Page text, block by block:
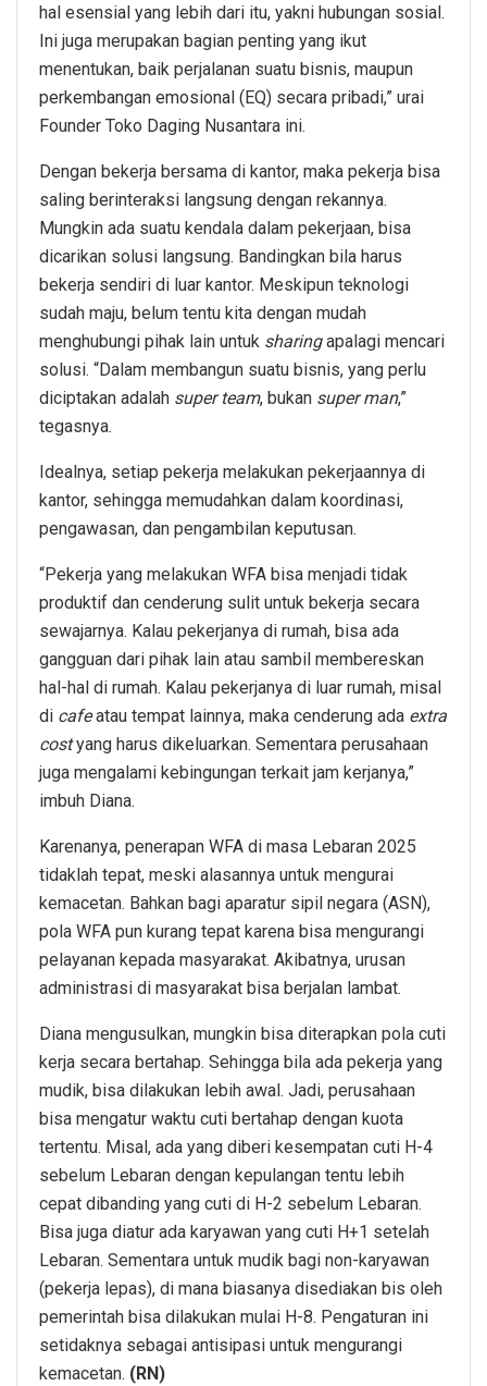
hal esensial yang lebih dari itu, yakni hubungan sosial.
Ini juga merupakan bagian penting yang ikut
menentukan, baik perjalanan suatu bisnis, maupun
perkembangan emosional (EQ) secara pribadi,” urai
Founder Toko Daging Nusantara ini.
Dengan bekerja bersama di kantor, maka pekerja bisa
saling berinteraksi langsung dengan rekannya.
Mungkin ada suatu kendala dalam pekerjaan, bisa
dicarikan solusi langsung. Bandingkan bila harus
bekerja sendiri di luar kantor. Meskipun teknologi
sudah maju, belum tentu kita dengan mudah
menghubungi pihak lain untuk sharingapalagi mencari
solusi. “Dalam membangun suatu bisnis, yang perlu
diciptakan adalah super team, bukan super man,”
tegasnya.
Idealnya, setiap pekerja melakukan pekerjaannya di
kantor, sehingga memudahkan dalam koordinasi,
pengawasan, dan pengambilan keputusan.
“Pekerja yang melakukan WFA bisa menjadi tidak
produktif dan cenderung sulit untuk bekerja secara
sewajarnya. Kalau pekerjanya di rumah, bisa ada
gangguan dari pihak lain atau sambil membereskan
hal-hal di rumah. Kalau pekerjanya di luar rumah, misal
di cafeatau tempat lainnya, maka cenderung ada extra
costyang harus dikeluarkan. Sementara perusahaan
juga mengalami kebingungan terkait jam kerjanya,”
imbuh Diana.
Karenanya, penerapan WFA di masa Lebaran 2025
tidaklah tepat, meski alasannya untuk mengurai
kemacetan. Bahkan bagi aparatur sipil negara (ASN),
pola WFA pun kurang tepat karena bisa mengurangi
pelayanan kepada masyarakat. Akibatnya, urusan
administrasi di masyarakat bisa berjalan lambat.
Diana mengusulkan, mungkin bisa diterapkan pola cuti
kerja secara bertahap. Sehingga bila ada pekerja yang
mudik, bisa dilakukan lebih awal. Jadi, perusahaan
bisa mengatur waktu cuti bertahap dengan kuota
tertentu. Misal, ada yang diberi kesempatan cuti H-4
sebelum Lebaran dengan kepulangan tentu lebih
cepat dibanding yang cuti di H-2 sebelum Lebaran.
Bisa juga diatur ada karyawan yang cuti H+1 setelah
Lebaran. Sementara untuk mudik bagi non-karyawan
(pekerja lepas), di mana biasanya disediakan bis oleh
pemerintah bisa dilakukan mulai H-8. Pengaturan ini
setidaknya sebagai antisipasi untuk mengurangi
kemacetan. (RN)